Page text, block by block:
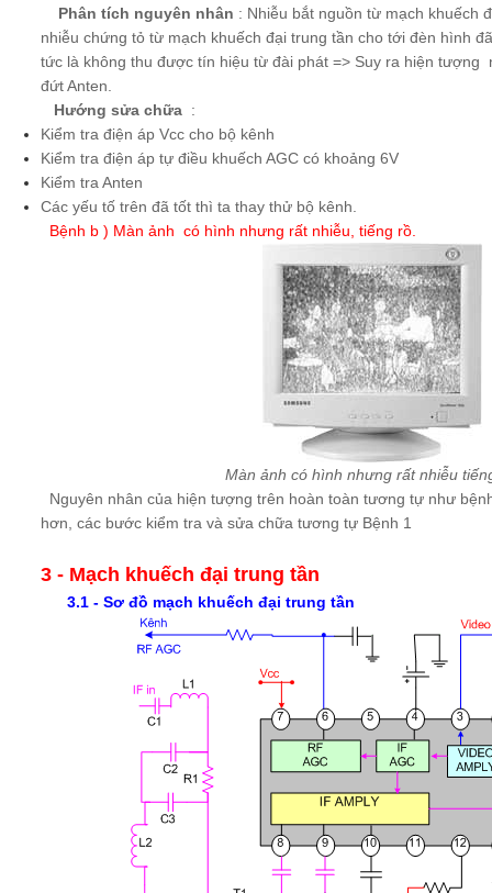
Phân tích nguyên nhân : Nhiễu bắt nguồn từ mạch khuếch
nhiễu chứng tỏ từ mạch khuếch đại trung tần cho tới đèn hình
tức là không thu được tín hiệu từ đài phát => Suy ra hiện tượng
đứt Anten.
Hướng sửa chữa :
Kiểm tra điện áp Vcc cho bộ kênh
Kiểm tra điện áp tự điều khuếch AGC có khoảng 6V
Kiểm tra Anten
Các yếu tố trên đã tốt thì ta thay thử bộ kênh.
Bệnh b ) Màn ảnh có hình nhưng rất nhiễu, tiếng rồ.
Màn ảnh có hình nhưng rất nhiễu
Nguyên nhân của hiện tượng trên hoàn toàn tương tự như
hơn, các bước kiểm tra và sửa chữa tương tự Bệnh 1
3 - Mạch khuếch đại trung tần
3.1 - Sơ đồ mạch khuếch đại trung tần